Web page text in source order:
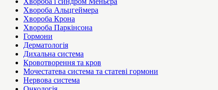
Хвороба Альцгеймера
Хвороба Крона
Хвороба Паркінсона
Гормони
Дерматологія
Дихальна система
Кровотворення та кров
Мочестатева система та статеві гормони
Нервова система